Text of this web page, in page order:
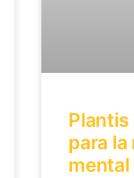
Plantis
para la
mental